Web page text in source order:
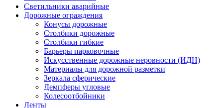
Светильники аварийные
Дорожные ограждения
Конусы дорожные
Столбики дорожные
Столбики гибкие
Барьеры парковочные
Искусственные дорожные неровности (ИДН)
Материалы для дорожной разметки
Зеркала сферические
Демпферы угловые
Колесоотбойники
Ленты